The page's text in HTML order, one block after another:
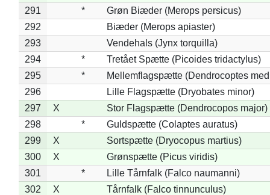
291
*
Grøn Biæder (Merops persicus)
292
Biæder (Merops apiaster)
293
Vendehals (Jynx torquilla)
294
*
Tretået Spætte (Picoides tridactylus)
295
*
Mellemflagspætte (Dendrocoptes
296
Lille Flagspætte (Dryobates minor)
297
X
Stor Flagspætte (Dendrocopos major)
298
*
Guldspætte (Colaptes auratus)
299
X
Sortspætte (Dryocopus martius)
300
X
Grønspætte (Picus viridis)
301
*
Lille Tårnfalk (Falco naumanni)
302
X
Tårnfalk (Falco tinnunculus)